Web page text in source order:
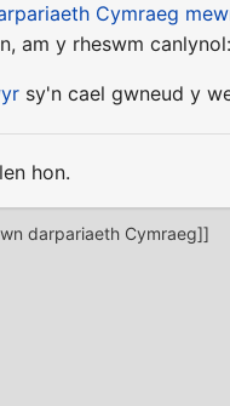
Cymraeg
am y rheswm canlynol:
sy'n cael gwneud y
hon.